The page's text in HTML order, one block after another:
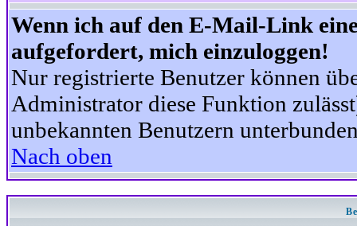
Wenn ich auf den E-Mail-Link
aufgefordert, mich einzuloggen!
Nur registrierte Benutzer können
Administrator diese Funktion
unbekannten Benutzern
Nach oben